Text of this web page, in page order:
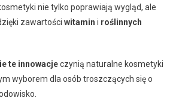
nie tylko poprawiają wygląd, ale
zawartości witamin i roślinnych
te innowacjeczynią naturalne kosmetyki
wyborem dla osób troszczących się o